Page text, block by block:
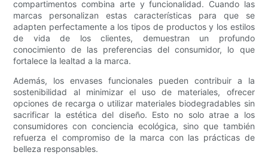
compartimentos combina arte y funcionalidad. Cuando las
marcas personalizan estas características para que se
adapten perfectamente a los tipos de productos y los estilos
de vida de los clientes, demuestran un profundo
conocimiento de las preferencias del consumidor, lo que
fortalece la lealtad a la marca.
Además, los envases funcionales pueden contribuir a la
sostenibilidad al minimizar el uso de materiales, ofrecer
opciones de recarga o utilizar materiales biodegradables sin
sacrificar la estética del diseño. Esto no solo atrae a los
consumidores con conciencia ecológica, sino que también
refuerza el compromiso de la marca con las prácticas de
belleza responsables.